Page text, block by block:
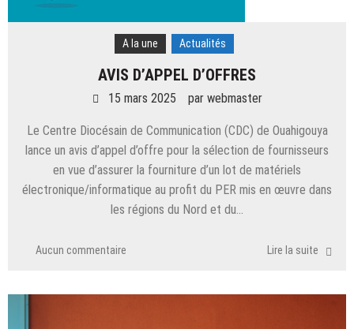
A la une Actualités
AVIS D’APPEL D’OFFRES
15 mars 2025 par webmaster
Le Centre Diocésain de Communication (CDC) de Ouahigouya
lance un avis d’appel d’offre pour la sélection de fournisseurs
en vue d’assurer la fourniture d’un lot de matériels
électronique/informatique au profit du PER mis en œuvre dans
les régions du Nord et du…
Aucun commentaire Lire la suite